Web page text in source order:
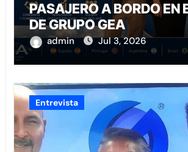
PASAJERO A BORDO EN
DE GRUPO GEA
admin Jul 3, 2026
Entrevista